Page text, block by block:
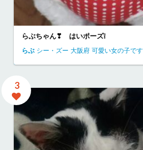
らぶちゃん❣ はいポーズ❕
らぶ シー・ズー 大阪府 可愛い女の子です
3